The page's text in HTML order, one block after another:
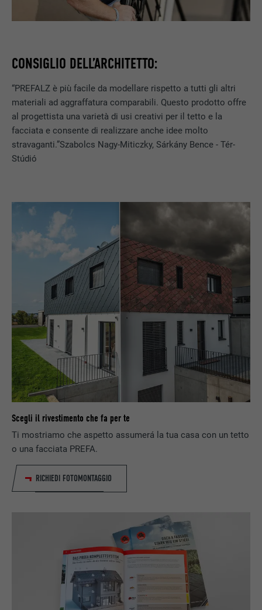
CONSIGLIO DELL’ARCHITETTO:
“PREFALZ è più facile da modellare rispetto a tutti gli altri
materiali ad aggraffatura comparabili. Questo prodotto offre
al progettista una varietà di usi creativi per il tetto e la
facciata e consente di realizzare anche idee molto
stravaganti.”Szabolcs Nagy-Miticzky, Sárkány Bence - Tér-
Stúdió
Scegli il rivestimento che fa per te
Ti mostriamo che aspetto assumerá la tua casa con un tetto
o una facciata PREFA.
RICHIEDI FOTOMONTAGGIO
NOME _gaexp
DECORSO 90 giorni
SCOPO
Viene utilizzato a scopo di test per
verificare se il browser permette
l’inserimento di cookie. Non contiene alcun
identificatore.
web selezionata dall’utente.
DECORSO Sessione
SCOPO
Impostato da LinkedIn, quando un sito
web contiene una finestra “Seguici”
PROVIDER
DECORSO 2 anni
SCOPO
Utilizzato dal servizio di social network
LinkedIn per il tracking dell’utilizzo di
prestazioni di servizio integrate.
NOME
PROVIDER LinkedIn
DECORSO
SCOPO
Utilizzato dal servizio di social network
LinkedIn per il tracking dell’utilizzo di
prestazioni di servizio integrate.
Utilizzato per il tracking degli utenti su
diversi siti web, per visualizzare annunci
pubblicitari rilevanti sulla base delle
preferenze dell’utente.